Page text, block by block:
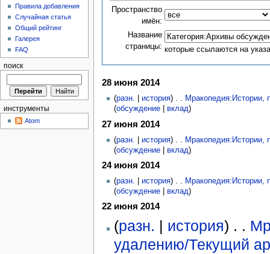
Пространство
имён:
Название
страницы: которые ссылаются на
28 июня 2014
(разн. история) . . Мракопедия:Истории,
(обсуждение| вклад)
27 июня 2014
(разн. история) . .
Мракопедия:Истории,
(обсуждение| вклад)
24 июня 2014
(разн. история) . .
Мракопедия:Истории,
(обсуждение| вклад)
22 июня 2014
(разн. история) . .
удалению/Текущий
Правила добавления
Случайная статья
Общий рейтинг
Галерея
FAQ
поиск
инструменты
Atom